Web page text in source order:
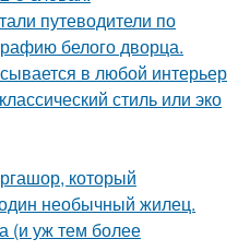
путеводители по
белого дворца.
в любой интерьер
стиль или эко
который
один необычный жилец.
(и уж тем более